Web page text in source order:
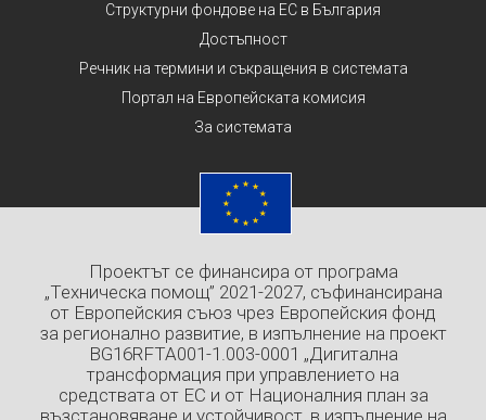
Структурни фондове на ЕС в България
Достъпност
Речник на термини и съкращения в системата
Портал на Европейската комисия
За системата
Проектът се финансира от програма
„Техническа помощ” 2021-2027, съфинансирана
от Европейския съюз чрез Европейския фонд
за регионално развитие, в изпълнение на проект
BG16RFTA001-1.003-0001 „Дигитална
трансформация при управлението на
средствата от ЕС и от Националния план за
възстановяване и устойчивост, в изпълнение на